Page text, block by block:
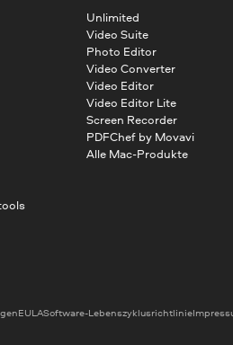
Unlimited
Video Suite
Photo Editor
Video Converter
Video Editor
Video Editor Lite
Screen Recorder
PDFChef by Movavi
Alle Mac-Produkte
EULASoftware-Lebenszyklusrichtlinie